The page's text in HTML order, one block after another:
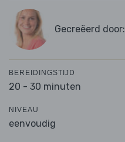
Gecreëerd door:
BEREIDINGSTIJD
20 - 30 minuten
NIVEAU
eenvoudig